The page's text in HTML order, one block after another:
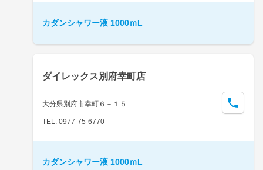
カダンシャワー液 1000ｍL
ダイレックス別府幸町店
大分県別府市幸町６－１５
TEL: 0977-75-6770
カダンシャワー液 1000ｍL